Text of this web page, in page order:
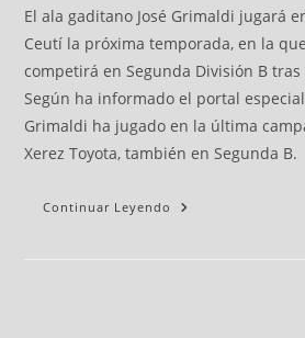
El ala gaditano José Grimaldi jugará
Ceutí la próxima temporada, en la
competirá en Segunda División B
Según ha informado el portal
Grimaldi ha jugado en la última
Xerez Toyota, también en Segunda B.
Continuar Leyendo